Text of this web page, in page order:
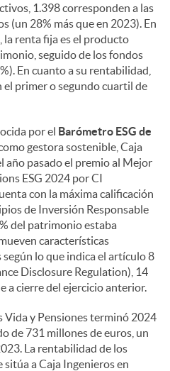
1.398 corresponden a las
(un 28% más que en 2023). En
la renta fija es el producto
seguido de los fondos
En cuanto a su rentabilidad,
el primer o segundo cuartil de
por el Barómetro ESG de
gestora sostenible, Caja
año pasado el premio al Mejor
ESG 2024 por CI
con la máxima calificación
de Inversión Responsable
del patrimonio estaba
características
lo que indica el artículo 8
Disclosure Regulation), 14
a cierre del ejercicio anterior.
Vida y Pensiones terminó 2024
de 731 millones de euros, un
La rentabilidad de los
sitúa a Caja Ingenieros en